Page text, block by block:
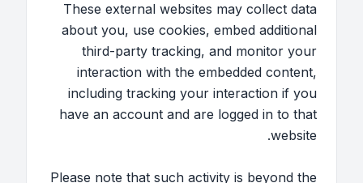
These external websites may collect data
about you, use cookies, embed additional
third-party tracking, and monitor your
interaction with the embedded content,
including tracking your interaction if you
have an account and are logged in to that
website.
Please note that such activity is beyond the